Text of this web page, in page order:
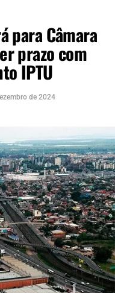
para Câmara
prazo com
IPTU
de 2024